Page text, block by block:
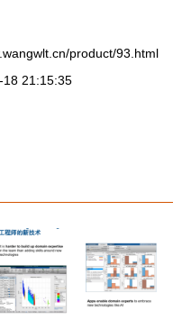
product/93.html
18 21:15:35